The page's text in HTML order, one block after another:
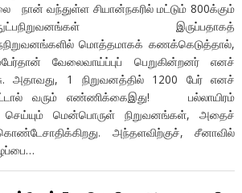
நான் வந்துள்ள சியான்நகரில் மட்டும் 800க்கும்
இருப்பதாகத்
மொத்தமாகக் கணக்கெடுத்தால்,
வேலைவாய்ப்புப் பெறுகின்றனர் எனச்
அதாவது, 1 நிறுவனத்தில் 1200 பேர் எனச்
வரும் எண்ணிக்கைஇது! பல்லாயிரம்
மென்பொருள் நிறுவனங்கள், அதைச்
அந்தளவிற்குச், சீனாவில்